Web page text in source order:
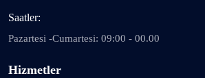
Saatler:
Pazartesi -Cumartesi: 09:00 - 00.00
Hizmetler